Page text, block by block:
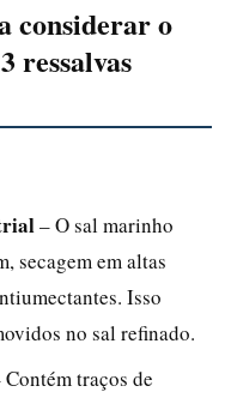
considerar o
ressalvas
– O sal marinho
secagem em altas
Isso
no sal refinado.
Contém traços de